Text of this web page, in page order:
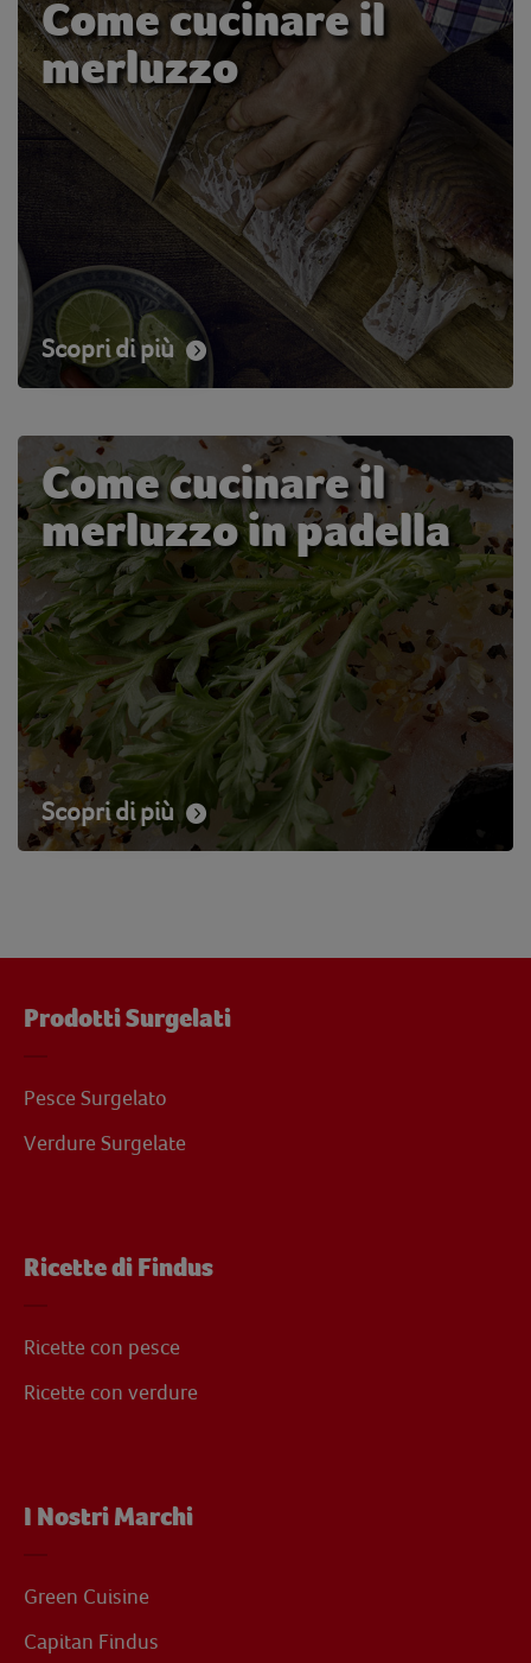
Come cucinare il
merluzzo
Scopri di più
Come cucinare il
merluzzo in padella
Scopri di più
Prodotti Surgelati
Pesce Surgelato
Verdure Surgelate
Ricette di Findus
Ricette con pesce
Ricette con verdure
I Nostri Marchi
Green Cuisine
Capitan Findus